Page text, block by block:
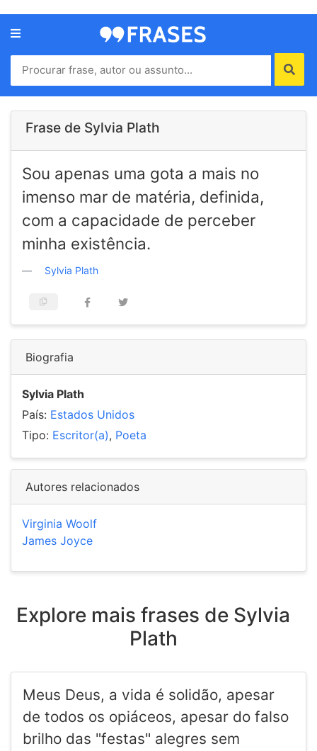
Menu
Home
Autores
de
Frase de Sylvia Plath
Sou apenas uma gota a mais no
imenso mar de matéria, definida,
com a capacidade de perceber
minha existência.
Sylvia Plath
Biografia
Sylvia Plath
País: Estados Unidos
Tipo: Escritor(a), Poeta
Autores relacionados
Virginia Woolf
James Joyce
Explore mais frases de Sylvia
Plath
Meus Deus, a vida é solidão, apesar
de todos os opiáceos, apesar do falso
brilho das "festas" alegres sem